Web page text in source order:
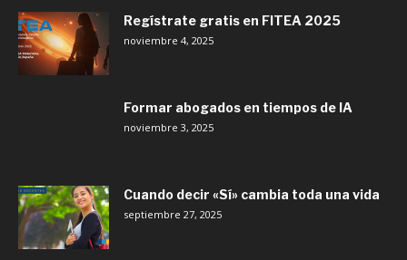
Regístrate gratis en FITEA 2025
noviembre 4, 2025
Formar abogados en tiempos de IA
noviembre 3, 2025
Cuando decir «Sí» cambia toda una vida
septiembre 27, 2025